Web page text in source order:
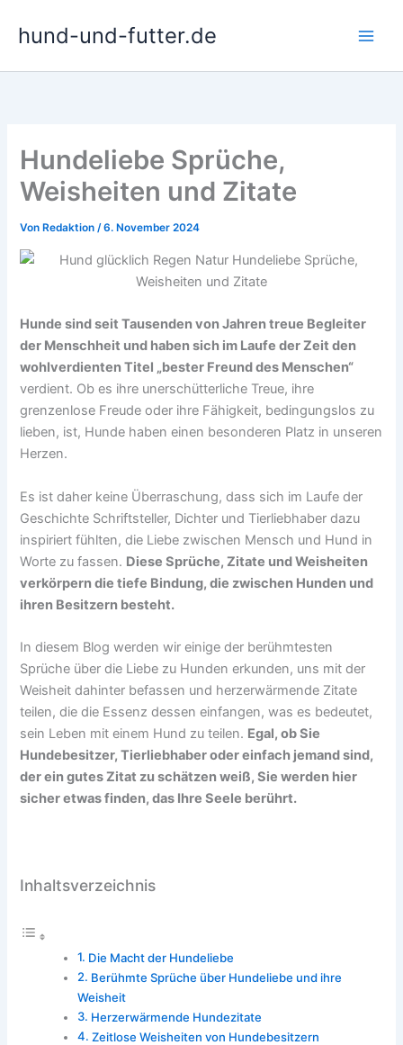
Inhalthund-und-futter.de
Hundeliebe Sprüche,
Weisheiten und Zitate
Von Redaktion/6. November 2024
Hunde sind seit Tausenden von Jahren treue Begleiter
der Menschheit und haben sich im Laufe der Zeit den
wohlverdienten Titel „bester Freund des Menschen“
verdient. Ob es ihre unerschütterliche Treue, ihre
grenzenlose Freude oder ihre Fähigkeit, bedingungslos zu
lieben, ist, Hunde haben einen besonderen Platz in unseren
Herzen.
Es ist daher keine Überraschung, dass sich im Laufe der
Geschichte Schriftsteller, Dichter und Tierliebhaber dazu
inspiriert fühlten, die Liebe zwischen Mensch und Hund in
Worte zu fassen. Diese Sprüche, Zitate und Weisheiten
verkörpern die tiefe Bindung, die zwischen Hunden und
ihren Besitzern besteht.
In diesem Blog werden wir einige der berühmtesten
Sprüche über die Liebe zu Hunden erkunden, uns mit der
Weisheit dahinter befassen und herzerwärmende Zitate
teilen, die die Essenz dessen einfangen, was es bedeutet,
sein Leben mit einem Hund zu teilen. Egal, ob Sie
Hundebesitzer, Tierliebhaber oder einfach jemand sind,
der ein gutes Zitat zu schätzen weiß, Sie werden hier
sicher etwas finden, das Ihre Seele berührt.
Inhaltsverzeichnis
Die Macht der Hundeliebe
Berühmte Sprüche über Hundeliebe und ihre
Weisheit
Herzerwärmende Hundezitate
Zeitlose Weisheiten von Hundebesitzern